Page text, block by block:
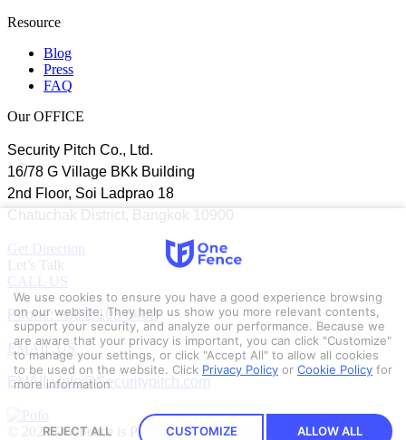
Resource
Blog
Press
FAQ
Our OFFICE
Security Pitch Co., Ltd.
16/78 G Village BKk Building
2nd Floor, Soi Ladprao 18
Chatuchak District, Bangkok 10900
Get Direction
Let’s Talk
CALL US
Phone: +66 2 103 6462
EMAIL US
EMAIL: Info@Securitypitch.com
© 2023 OneFence is Powered by Security Pitch.
We use cookies to ensure you have a good experience browsing
on our website. They help us show you more relevant contents,
support your security, and analyze our performance. Because we
are aware that your privacy is important, you can click "Customize"
to manage your settings, or click "Accept All" to allow all cookies
to be used on the website. Click Privacy Policy or Cookie Policy for
more information
REJECT ALL CUSTOMIZE ALLOW ALL